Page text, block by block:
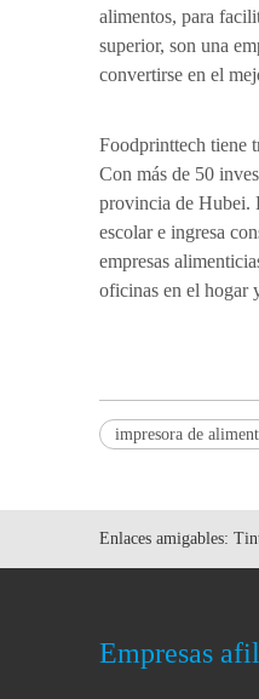
alimentos, para
superior, son una
convertirse en el
Foodprinttech tiene
Con más de 50
provincia de Hubei.
escolar e ingresa
empresas
oficinas en el hogar
impresora de
Enlaces amigables:
Empresas